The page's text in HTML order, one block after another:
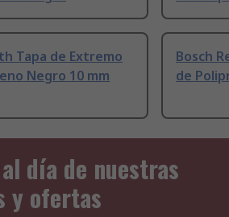
Tapa de Extremo
Negro 10 mm
Bosch
de
día de nuestras
y ofertas